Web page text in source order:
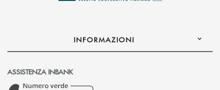
INFORMAZIONI
ASSISTENZA INBANK